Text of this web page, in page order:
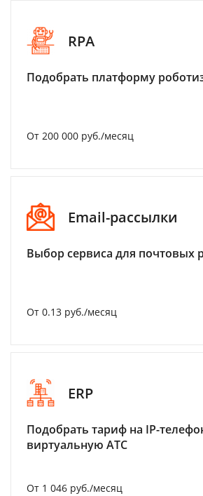
RPA
Подобрать платформу
От 200 000 руб./месяц
Email-рассылки
Выбор сервиса для почтовых
От 0.13 руб./месяц
ERP
Подобрать тариф на IP-
виртуальную АТС
От 1 046 руб./месяц